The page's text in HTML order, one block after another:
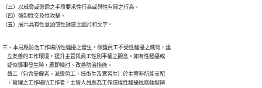
（三）以威脅或懲罰之手段要求性行為或與性有關之行為。
（四）強制性交及性攻擊。
（五）展示具有性意涵或性誘惑之圖片和文字。
三、本局應防治工作場所性騷擾之發生，保護員工不受性騷擾之威脅，建
    立友善的工作環境，提升主管與員工性別平權之觀念。如有性騷擾或
    疑似情事發生時，應即檢討、改善防治措施。
    員工（包含受僱者、派遣勞工、技術生及實習生）於主管非所能支配
    、管理之工作場所工作者，主管人員應為工作環境性騷擾風險類型辨